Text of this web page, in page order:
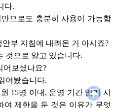
다.
으로도 충분히 사용이 가능함
부 지침에 내려온 거 아시죠?
것으로 알고 있습니다.
어보셨나요?
어봤습니다.
15명 이내, 운영 기간 임기 시
여 제한을 둔 것은 이유가 무엇